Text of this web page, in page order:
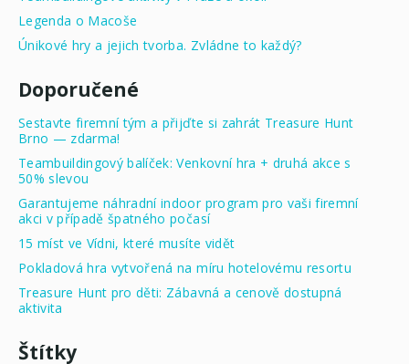
Legenda o Macoše
Únikové hry a jejich tvorba. Zvládne to každý?
Doporučené
Sestavte firemní tým a přijďte si zahrát Treasure Hunt
Brno — zdarma!
Teambuildingový balíček: Venkovní hra + druhá akce s
50% slevou
Garantujeme náhradní indoor program pro vaši firemní
akci v případě špatného počasí
15 míst ve Vídni, které musíte vidět
Pokladová hra vytvořená na míru hotelovému resortu
Treasure Hunt pro děti: Zábavná a cenově dostupná
aktivita
Štítky